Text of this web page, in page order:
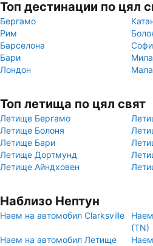
Топ дестинации по цял
Бергамо
Рим
Барселона
Бари
Лондон
Топ летища по цял свят
Летище Бергамо
Летище Болоня
Летище Бари
Летище Дортмунд
Летище Айндховен
Наблизо Нептун
Наем на автомобил Clarksville
(TN)
Наем на автомобил Летище